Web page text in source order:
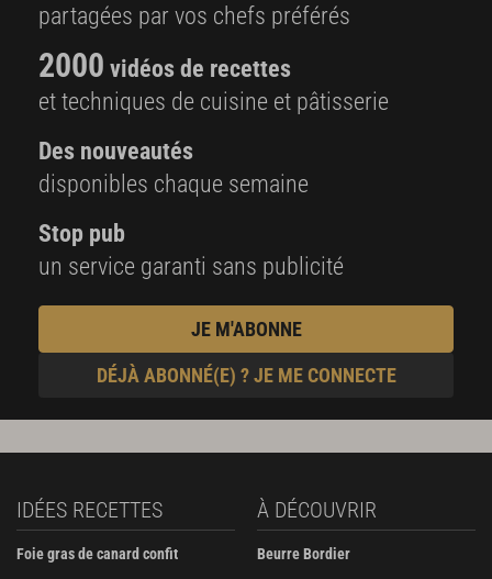
partagées par vos chefs préférés
2000 vidéos de recettes
et techniques de cuisine et pâtisserie
Des nouveautés
disponibles chaque semaine
Stop pub
un service garanti sans publicité
JE M'ABONNE
DÉJÀ ABONNÉ(E) ? JE ME CONNECTE
IDÉES RECETTES
Foie gras de canard confit
À DÉCOUVRIR
Beurre Bordier